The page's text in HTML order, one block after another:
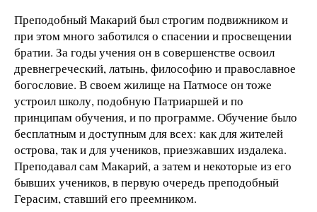
Преподобный Макарий был строгим подвижником и
при этом много заботился о спасении и просвещении
братии. За годы учения он в совершенстве освоил
древнегреческий, латынь, философию и православное
богословие. В своем жилище на Патмосе он тоже
устроил школу, подобную Патриаршей и по
принципам обучения, и по программе. Обучение было
бесплатным и доступным для всех: как для жителей
острова, так и для учеников, приезжавших издалека.
Преподавал сам Макарий, а затем и некоторые из его
бывших учеников, в первую очередь преподобный
Герасим, ставший его преемником.